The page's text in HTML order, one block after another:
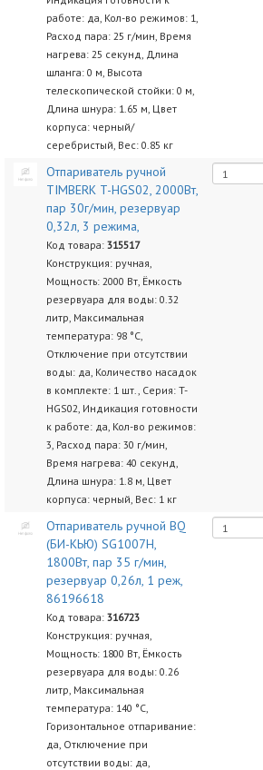
работе: да, Кол-во режимов: 1,
Расход пара: 25 г/мин, Время
нагрева: 25 секунд, Длина
шланга: 0 м, Высота
телескопической стойки: 0 м,
Длина шнура: 1.65 м, Цвет
корпуса: черный/
серебристый, Вес: 0.85 кг
Отпариватель ручной
TIMBERK T-HGS02, 2000Вт,
пар 30г/мин, резервуар
0,32л, 3 режима,
Код товара: 315517
Конструкция: ручная,
Мощность: 2000 Вт, Ёмкость
резервуара для воды: 0.32
литр, Максимальная
температура: 98 °C,
Отключение при отсутствии
воды: да, Количество насадок
в комплекте: 1 шт., Серия: T-
HGS02, Индикация готовности
к работе: да, Кол-во режимов:
3, Расход пара: 30 г/мин,
Время нагрева: 40 секунд,
Длина шнура: 1.8 м, Цвет
корпуса: черный, Вес: 1 кг
Отпариватель ручной BQ
(БИ-КЬЮ) SG1007H,
1800Вт, пар 35 г/мин,
резервуар 0,26л, 1 реж,
86196618
Код товара: 316723
Конструкция: ручная,
Мощность: 1800 Вт, Ёмкость
резервуара для воды: 0.26
литр, Максимальная
температура: 140 °C,
Горизонтальное отпаривание:
да, Отключение при
отсутствии воды: да,